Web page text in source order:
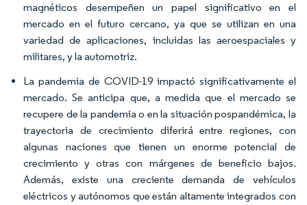
magnéticos desempeñen un papel significativo en el
mercado en el futuro cercano, ya que se utilizan en una
variedad de aplicaciones, incluidas las aeroespaciales y
militares, y la automotriz.
La pandemia de COVID-19 impactó significativamente el
mercado. Se anticipa que, a medida que el mercado se
recupere de la pandemia o en la situación pospandémica, la
trayectoria de crecimiento diferirá entre regiones, con
algunas naciones que tienen un enorme potencial de
crecimiento y otras con márgenes de beneficio bajos.
Además, existe una creciente demanda de vehículos
eléctricos y autónomos que están altamente integrados con